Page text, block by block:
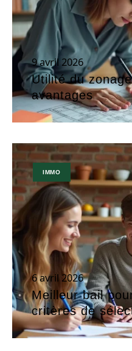
9 avril 2026
Utilité du
avantages
IMMO
6 avril 2026
Meilleur bail
critères de